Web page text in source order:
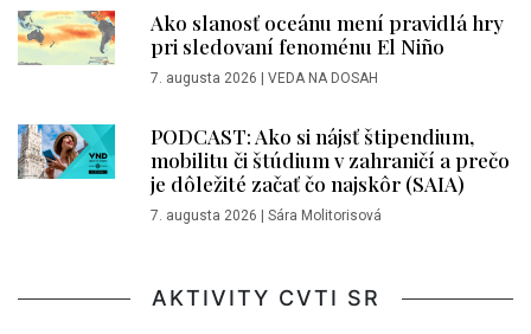
Ako slanosť oceánu mení pravidlá hry
pri sledovaní fenoménu El Niño
7. augusta 2026 | VEDA NA DOSAH
PODCAST: Ako si nájsť štipendium,
mobilitu či štúdium v zahraničí a prečo
je dôležité začať čo najskôr (SAIA)
7. augusta 2026 | Sára Molitorisová
AKTIVITY CVTI SR